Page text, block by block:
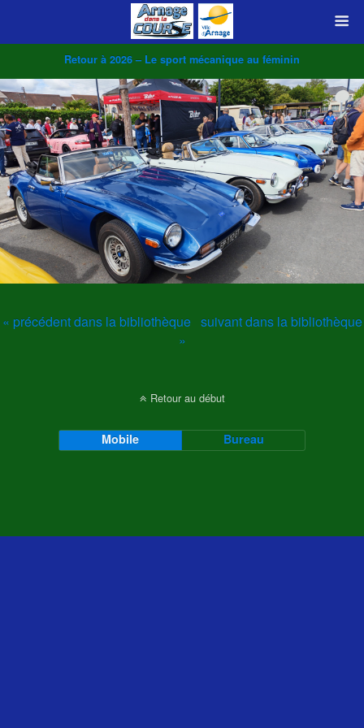
Retour à 2026 – Le sport mécanique au féminin
« précédent dans la bibliothèque suivant dans la bibliothèque
»
Retour au début
Mobile Bureau